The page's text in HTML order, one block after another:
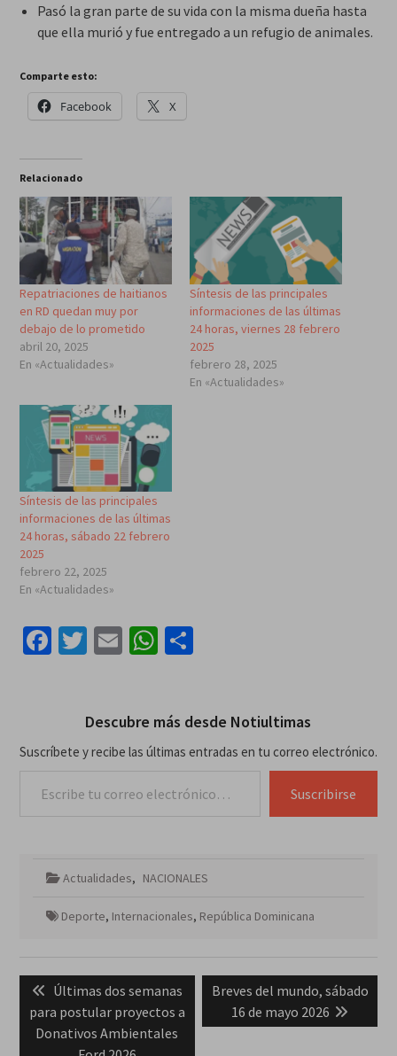
Pasó la gran parte de su vida con la misma dueña hasta
que ella murió y fue entregado a un refugio de animales.
Comparte esto:
Facebook X
Relacionado
Repatriaciones de haitianos
en RD quedan muy por
debajo de lo prometido
abril 20, 2025
En «Actualidades»
Síntesis de las principales
informaciones de las últimas
24 horas, viernes 28 febrero
2025
febrero 28, 2025
En «Actualidades»
Síntesis de las principales
informaciones de las últimas
24 horas, sábado 22 febrero
2025
febrero 22, 2025
En «Actualidades»
Facebook
Twitter
EmailWhatsApp
Compartir
Descubre más desde Notiultimas
Suscríbete y recibe las últimas entradas en tu correo electrónico.
Suscribirse
Actualidades, NACIONALES
Deporte, Internacionales, República Dominicana
de
entradas
Previous
post:
Últimas dos semanas
para postular proyectos a
Donativos Ambientales
Next
post:
Breves del mundo, sábado
16 de mayo 2026